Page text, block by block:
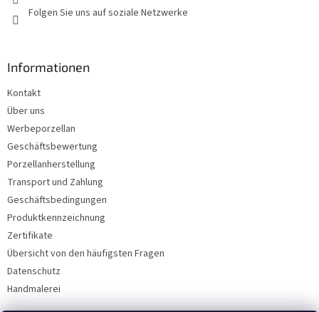
Folgen Sie uns auf soziale Netzwerke
Informationen
Kontakt
Über uns
Werbeporzellan
Geschäftsbewertung
Porzellanherstellung
Transport und Zahlung
Geschäftsbedingungen
Produktkennzeichnung
Zertifikate
Übersicht von den häufigsten Fragen
Datenschutz
Handmalerei